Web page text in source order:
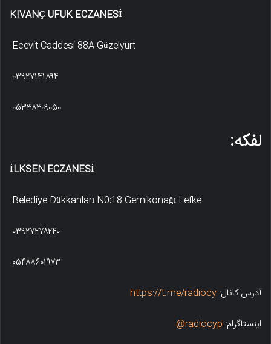
KIVANÇ UFUK ECZANESİ
Ecevit Caddesi 88A Güzelyurt
۰۳۹۲۷۱۴۱۸۹۴
۰۵۳۳۸۳۰۹۰۵۰
لفکه:
İLKSEN ECZANESİ
Belediye Dükkanları N0:18 Gemikonağı Lefke
۰۳۹۲۷۲۷۸۲۴۰
۰۵۴۸۸۶۰۱۹۷۳
آدرس کانال: https://t.me/radiocy
اینستاگرام: radiocyp@